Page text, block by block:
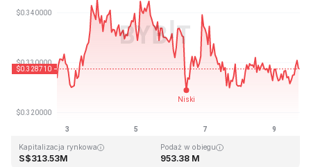
Ostatnia aktualizacja strony: 2026-08-09, 16:59 GMT+0
Historyczne maksimum
S$0.279235
Kapitalizacja rynkowa
S$313.53M
Podaż w obiegu
953.38 M